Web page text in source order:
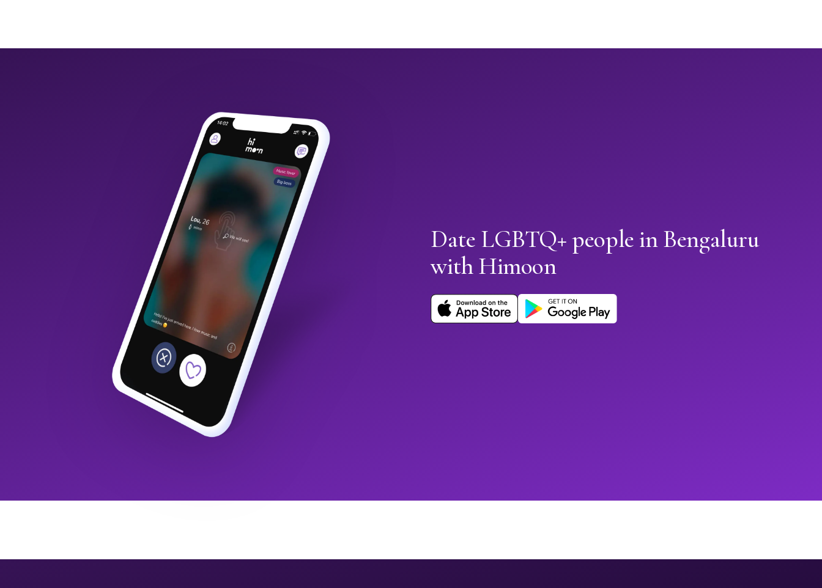
Date LGBTQ+ people in Bengaluru
with Himoon